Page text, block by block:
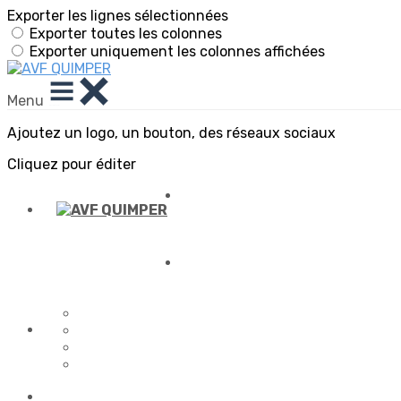
Exporter les lignes sélectionnées
Exporter toutes les colonnes
Exporter uniquement les colonnes affichées
Menu
Ajoutez un logo, un bouton, des réseaux sociaux
Cliquez pour éditer